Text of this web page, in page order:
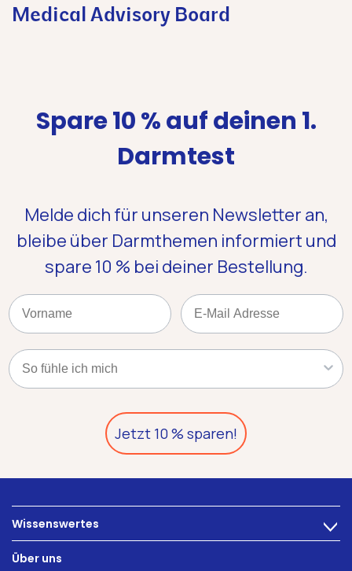
Medical Advisory Board
Spare 10 % auf deinen 1.
Darmtest
Melde dich für unseren Newsletter an,
bleibe über Darmthemen informiert und
spare 10 % bei deiner Bestellung.
Name Email
Kategorie
Jetzt 10 % sparen!
Wissenswertes >
Ernährung
Über uns